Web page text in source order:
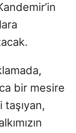
bir mesire
taşıyan,